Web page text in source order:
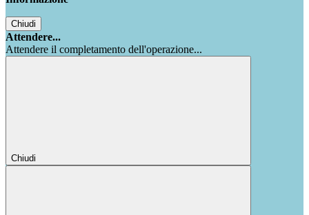
Chiudi
Attendere...
Attendere il completamento dell'operazione...
Chiudi